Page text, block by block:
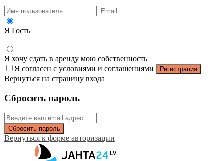
Я Гость
Я хочу сдать в аренду мою собственность
Я согласен с условиями и соглашениями Регистрация
Вернуться на страницу входа
Сбросить пароль
Сбросить пароль
Вернуться к форме авторизации